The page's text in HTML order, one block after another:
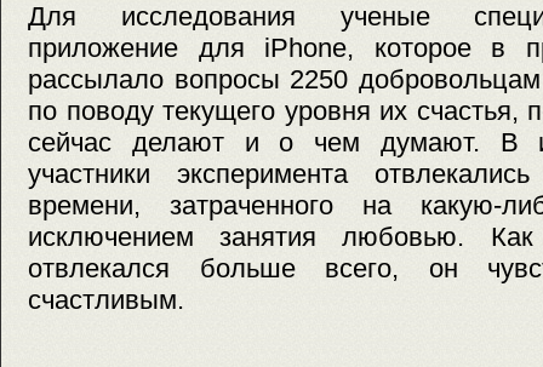
Для исследования ученые
приложение для iPhone, которое в
рассылало вопросы 2250
по поводу текущего уровня их счастья,
сейчас делают и о чем думают. В
участники эксперимента
времени, затраченного на какую-
исключением занятия любовью.
отвлекался больше всего, он
счастливым.